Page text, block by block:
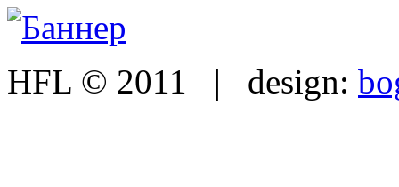
HFL © 2011 | design: